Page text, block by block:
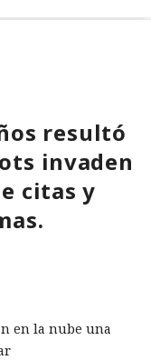
resultó
invaden
citas y
en la nube una